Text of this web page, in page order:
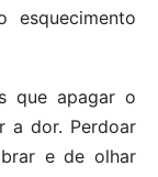
que apagar o
a dor. Perdoar
e de olhar